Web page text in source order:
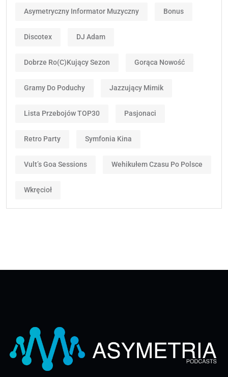
Asymetryczny Informator Muzyczny Bonus
Discotex DJ Adam
Dobrze Ro(c)kujący Sezon Gorąca Nowość
Gramy Do Poduchy Jazzujący Mimik
Lista Przebojów TOP30 Pasjonaci
Retro Party Symfonia Kina
Vult’s Goa Sessions Wehikułem Czasu Po Polsce
Wkręcioł